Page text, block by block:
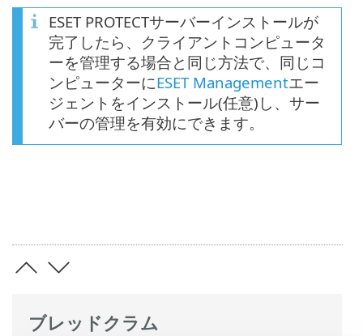
ブレッドクラム
ESET PROTECTサーバーインストールが
完了したら、クライアントコンピュータ
ーを管理する場合と同じ方法で、同じコ
ンピューターにESET Managementエー
ジェントをインストール(任意)し、サー
バーの管理を有効にできます。